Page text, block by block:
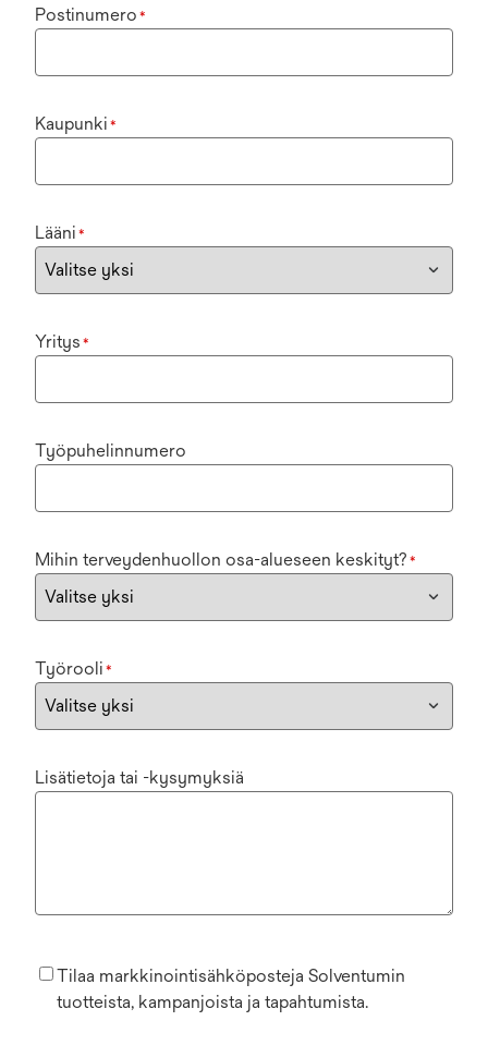
Postinumero *
Kaupunki *
Lääni *
Yritys *
Työpuhelinnumero
Mihin terveydenhuollon osa-alueseen keskityt? *
Työrooli *
Lisätietoja tai -kysymyksiä
Tilaa markkinointisähköposteja Solventumin
tuotteista, kampanjoista ja tapahtumista.